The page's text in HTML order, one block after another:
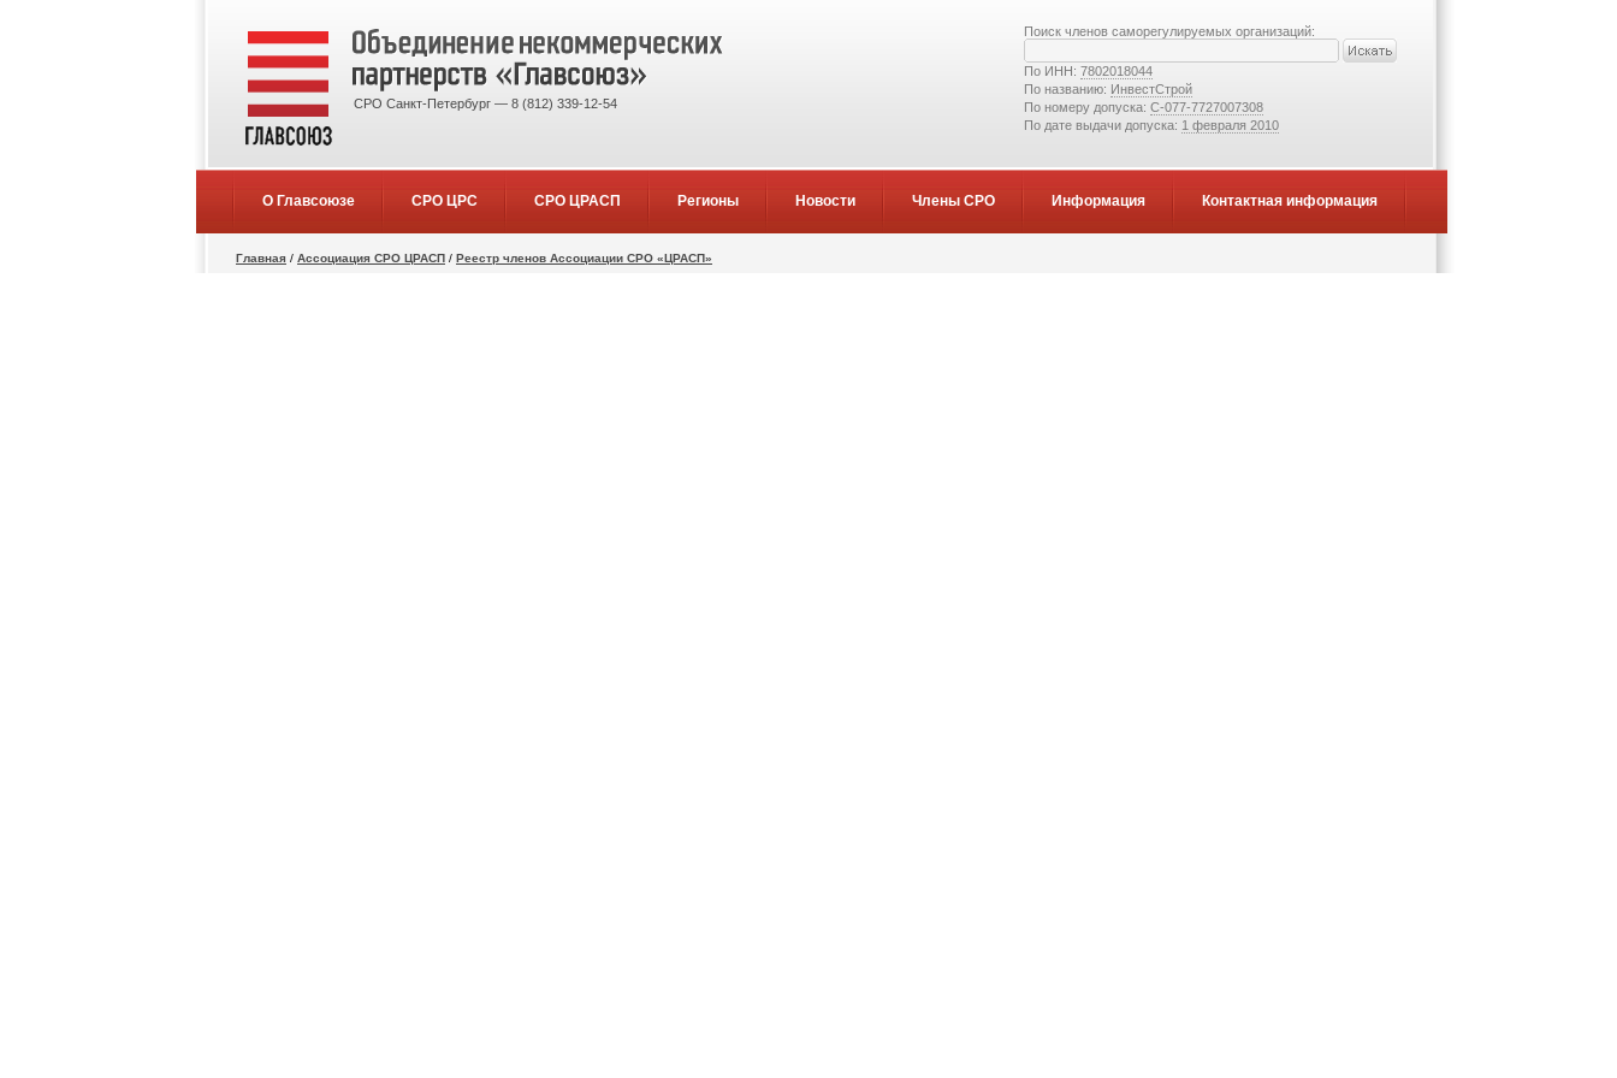
СРО Санкт-Петербург — 8 (812) 339-12-54
Поиск членов саморегулируемых организаций:
По ИНН: 7802018044
По названию: ИнвестСтрой
По номеру допуска: С-077-7727007308
По дате выдачи допуска: 1 февраля 2010
О Главсоюзе СРО ЦРС СРО ЦРАСП Регионы Новости Члены СРО Информация Контактная информация
Главная / Ассоциация СРО ЦРАСП / Реестр членов Ассоциации СРО «ЦРАСП»